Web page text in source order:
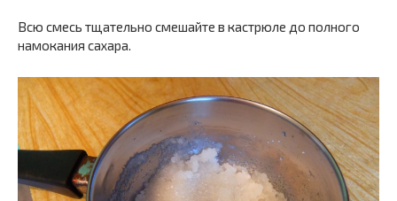
Всю смесь тщательно смешайте в кастрюле до полного
намокания сахара.